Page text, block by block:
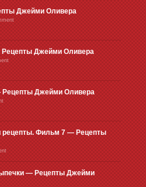
Джейми Оливера
Джейми Оливера
Джейми Оливера
рецепты. Фильм 7 — Рецепты
— Рецепты Джейми